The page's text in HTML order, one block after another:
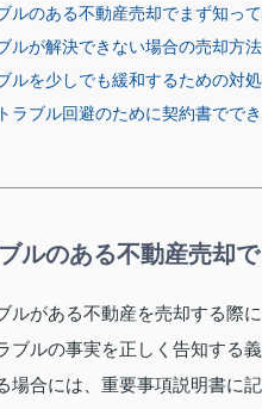
ルのある不動産売却でまず知っ
ルが解決できない場合の売却方
ルを少しでも緩和するための対
ラブル回避のために契約書でで
ルのある不動産売却
ルがある不動産を売却する際
ブルの事実を正しく告知する
場合には、重要事項説明書に